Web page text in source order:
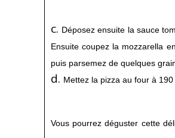
Déposez ensuite la sauce
Ensuite coupez la mozzarella
puis parsemez de quelques
Mettez la pizza au four à
Vous pourrez déguster cette